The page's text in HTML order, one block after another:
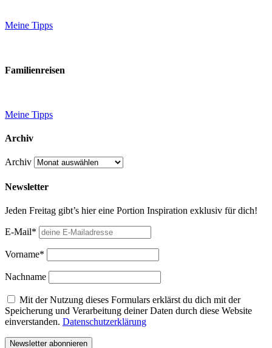
Meine Tipps
Familienreisen
Meine Tipps
Archiv
Archiv
Newsletter
Jeden Freitag gibt’s hier eine Portion Inspiration exklusiv für dich!
E-Mail*
Vorname*
Nachname
Mit der Nutzung dieses Formulars erklärst du dich mit der
Speicherung und Verarbeitung deiner Daten durch diese Website
einverstanden. Datenschutzerklärung